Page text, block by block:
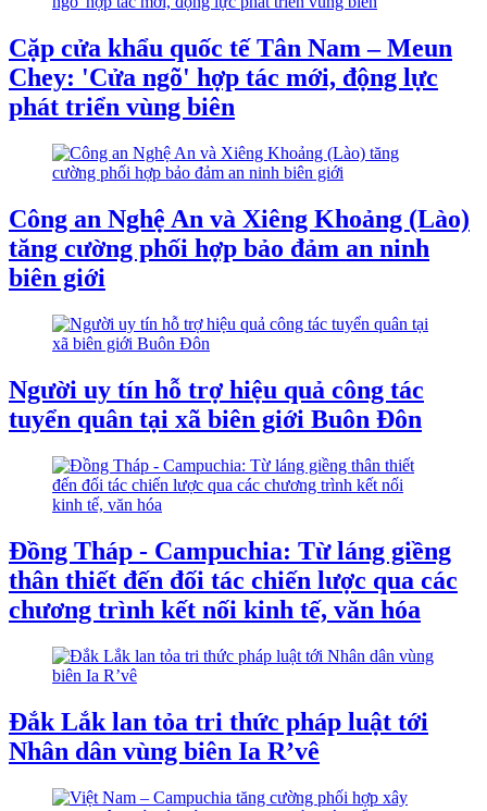
Cặp cửa khẩu quốc tế Tân Nam – Meun
Chey: 'Cửa ngõ' hợp tác mới, động lực
phát triển vùng biên
Công an Nghệ An và Xiêng Khoảng (Lào)
tăng cường phối hợp bảo đảm an ninh
biên giới
Người uy tín hỗ trợ hiệu quả công tác
tuyển quân tại xã biên giới Buôn Đôn
Đồng Tháp - Campuchia: Từ láng giềng
thân thiết đến đối tác chiến lược qua các
chương trình kết nối kinh tế, văn hóa
Đắk Lắk lan tỏa tri thức pháp luật tới
Nhân dân vùng biên Ia R’vê